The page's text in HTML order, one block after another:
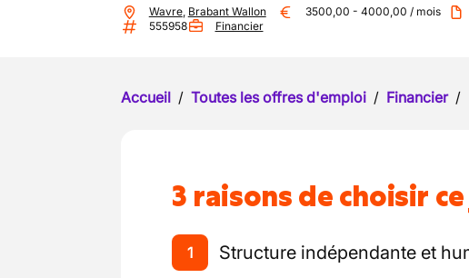
Wavre, Brabant Wallon 3500,00 - 4000,00 / mois
555958
Financier
Accueil / Toutes les offres d'emploi / Financier /
3 raisons de choisir
1 Structure indépendante et